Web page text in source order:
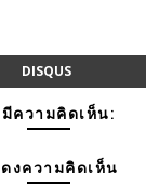
DISQUS
ความคิดเห็น:
งความคิดเห็น